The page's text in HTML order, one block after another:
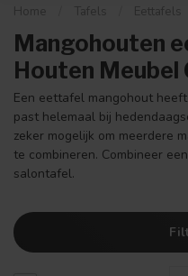
Home Tafels Eettafels
Mangohouten
Houten Meubel
Een eettafel mangohout
past helemaal bij
zeker mogelijk om meerdere
te combineren. Combineer
salontafel.